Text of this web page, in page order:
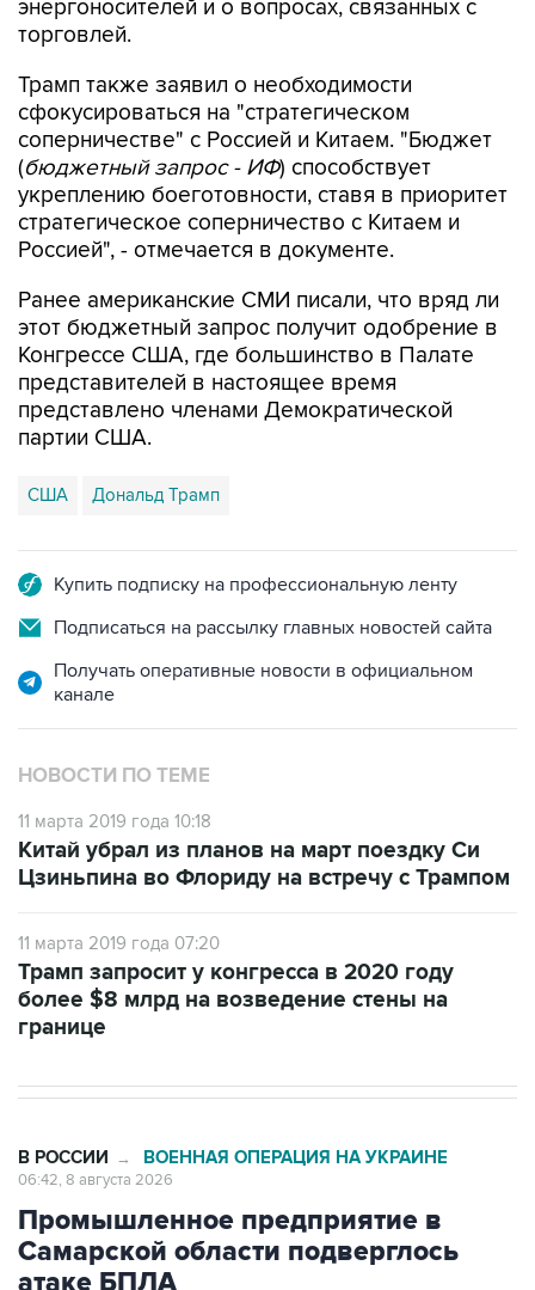
Трамп также заявил о необходимости
соперничестве" с Россией и Китаем. "Бюджет
(бюджетный запрос - ИФ) способствует
укреплению боеготовности, ставя в приоритет
стратегическое соперничество с Китаем и
Россией", - отмечается в документе.
Ранее американские СМИ писали, что вряд ли
Конгрессе США, где большинство в Палате
представителей в настоящее время
представлено членами Демократической
партии США.
США Дональд Трамп
Подписаться на рассылку главных новостей сайта
Получать оперативные новости в официальном
НОВОСТИ ПО ТЕМЕ
11 марта 2019 года 10:18
Цзиньпина во Флориду на встречу с Трампом
11 марта 2019 года 07:20
более $8 млрд на возведение стены на
границе
Промышленное предприятие в
Самарской области подверглось
атаке БПЛА